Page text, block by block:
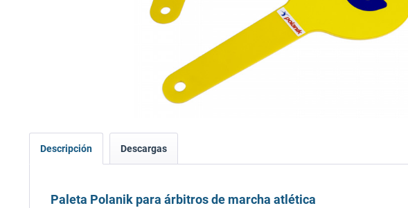
Descripción Descargas
Paleta Polanik para árbitros de marcha atlética